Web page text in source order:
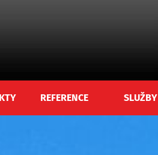
REFERENCE SLUŽBY